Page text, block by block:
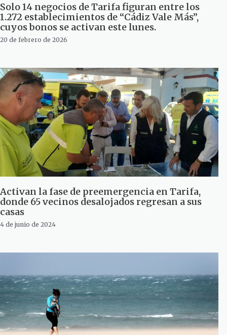
Solo 14 negocios de Tarifa figuran entre los
1.272 establecimientos de “Cádiz Vale Más”,
cuyos bonos se activan este lunes.
20 de febrero de 2026
Activan la fase de preemergencia en Tarifa,
donde 65 vecinos desalojados regresan a sus
casas
4 de junio de 2024